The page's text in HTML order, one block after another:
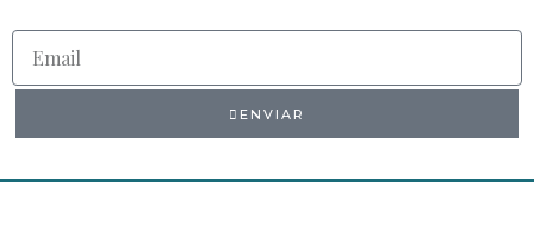
Email
ENVIAR